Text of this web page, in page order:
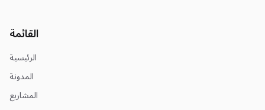
القائمة
الرئيسية
المدونة
المشاريع